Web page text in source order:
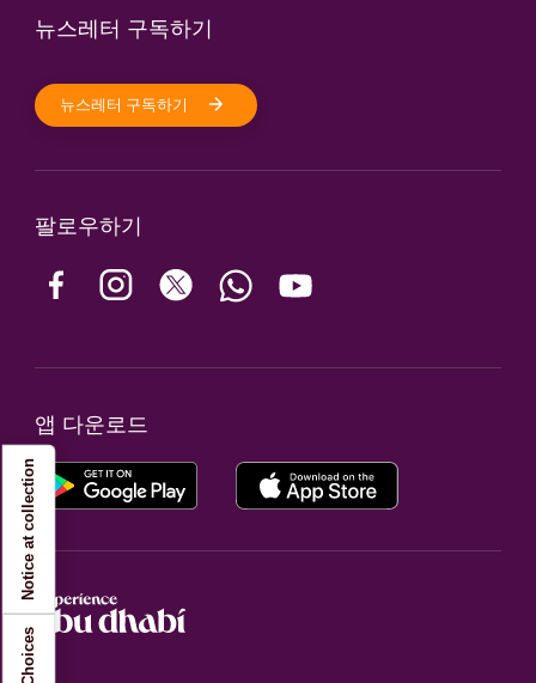
뉴스레터 구독하기
뉴스레터 구독하기
팔로우하기
앱 다운로드
Notice at collection